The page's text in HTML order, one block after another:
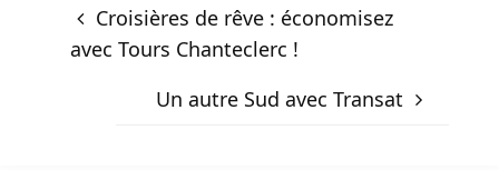
Croisières de rêve : économisez
avec Tours Chanteclerc !
Un autre Sud avec Transat